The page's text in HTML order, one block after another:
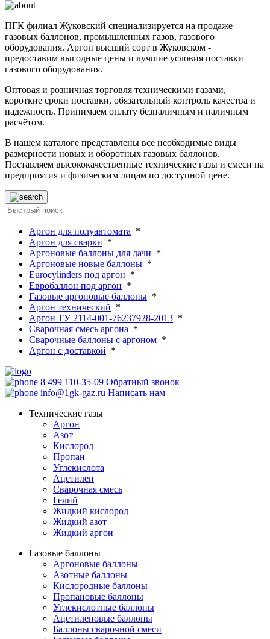
ПГК филиал Жуковский специализируется на продаже
газовых баллонов, промышленных газов, газового
оборудования. Аргон высший сорт в Жуковском -
предоставим выгодные цены и лучшие условия поставки
газового оборудования.
Оптовая и розничная торговля техническими газами,
короткие сроки поставки, обязательный контроль качества и
надежность. Принимаем оплату безналичным и наличным
расчётом.
В нашем каталоге представлены все необходимые виды
размерности новых и оборотных газовых баллонов.
Поставляем высококачественные технические газы и смеси на
предприятия и физическим лицам по доступной цене.
Аргон для полуавтомата *
Аргон для сварки *
Аргоновые баллоны для дачи *
Аргоновые новые баллоны *
Eurocylinders под аргон *
Евробаллон под аргон *
Газовые аргоновые баллоны *
Аргон технический *
Аргон ТУ 2114-001-76237928-2013 *
Сварочная смесь аргона *
Сварочные баллоны с аргоном *
Аргон с доставкой *
8 499 110-35-09 Обратный звонок
info@1gk-gaz.ru Написать нам
Технические газы
Аргон
Азот
Кислород
Пропан
Углекислота
Ацетилен
Сварочная смесь
Гелий
Жидкий кислород
Жидкий азот
Жидкий аргон
Газовые баллоны
Аргоновые баллоны
Азотные баллоны
Кислородные баллоны
Пропановые баллоны
Углекислотные баллоны
Ацетиленовые баллоны
Баллоны сварочной смеси